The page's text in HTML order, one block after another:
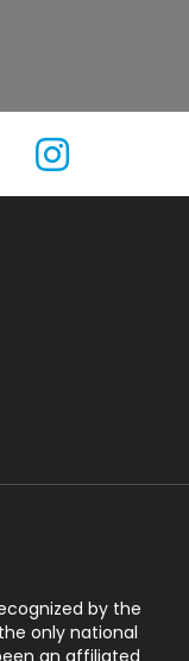
by the
only national